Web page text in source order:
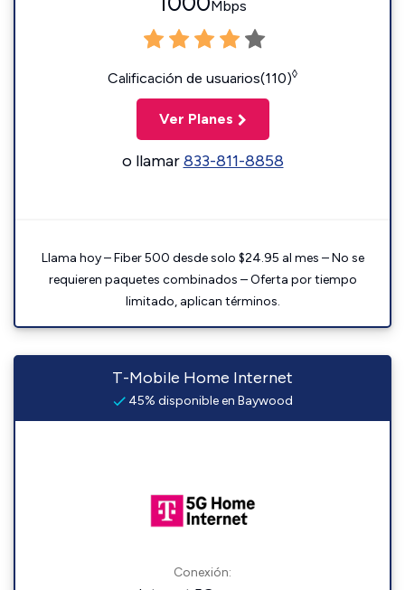
Mbps
Calificación de usuarios(110)◊
Ver Planes
o llamar833-811-8858
Llama hoy – Fiber 500 desde solo $24.95 al mes – No se
requieren paquetes combinados – Oferta por tiempo
limitado, aplican términos.
T-Mobile Home Internet
45% disponible en Baywood
Conexión: